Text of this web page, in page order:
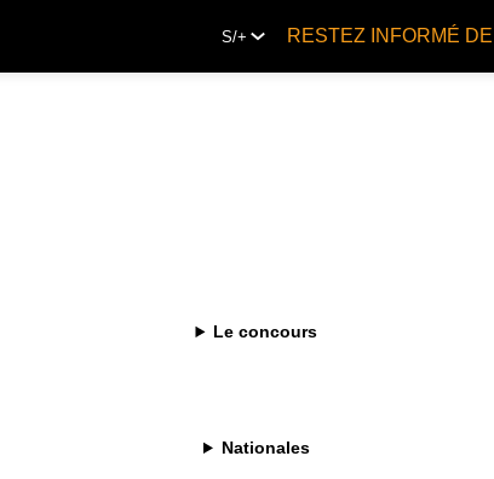
S/+ RESTEZ INFORMÉ
Newsletter
Le concours
Nationales